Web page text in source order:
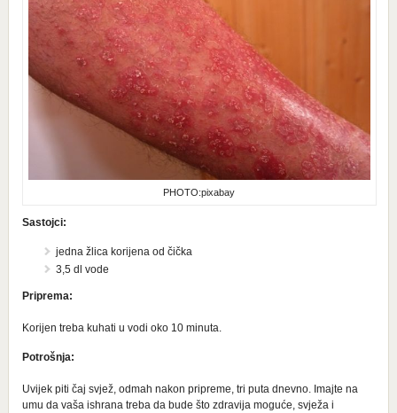
PHOTO:pixabay
Sastojci:
jedna žlica korijena od čička
3,5 dl vode
Priprema:
Korijen treba kuhati u vodi oko 10 minuta.
Potrošnja:
Uvijek piti čaj svjež, odmah nakon pripreme, tri puta dnevno. Imajte na
umu da vaša ishrana treba da bude što zdravija moguće, svježa i